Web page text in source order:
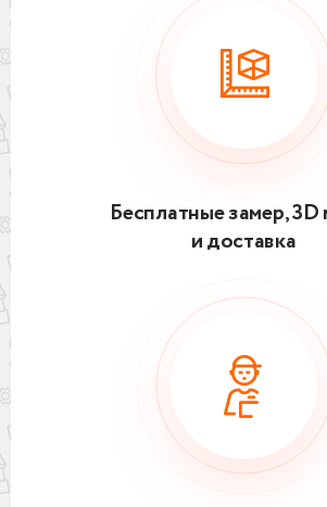
Бесплатные замер, 3D
и доставка